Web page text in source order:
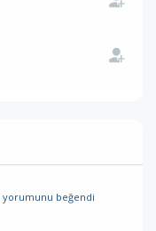
yorumunu beğendi